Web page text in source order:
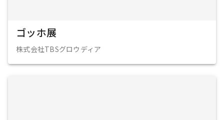
ゴッホ展
株式会社TBSグロウディア